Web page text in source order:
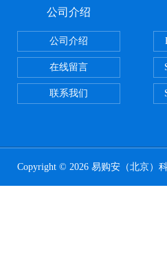
公司介绍
公司介绍
在线留言
联系我们
Copyright © 2026 易购安（北京）